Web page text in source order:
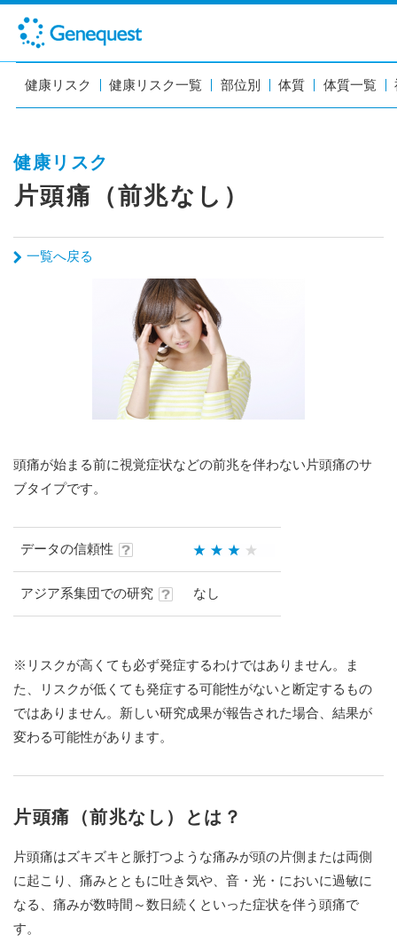
健康リスク 健康リスク一覧 部位別 体質 体質一覧
健康リスク
片頭痛（前兆なし）
一覧へ戻る
頭痛が始まる前に視覚症状などの前兆を伴わない片頭痛のサ
ブタイプです。
データの信頼性
アジア系集団での研究 なし
※リスクが高くても必ず発症するわけではありません。ま
た、リスクが低くても発症する可能性がないと断定するもの
ではありません。新しい研究成果が報告された場合、結果が
変わる可能性があります。
片頭痛（前兆なし）とは？
片頭痛はズキズキと脈打つような痛みが頭の片側または両側
に起こり、痛みとともに吐き気や、音・光・においに過敏に
なる、痛みが数時間～数日続くといった症状を伴う頭痛で
す。